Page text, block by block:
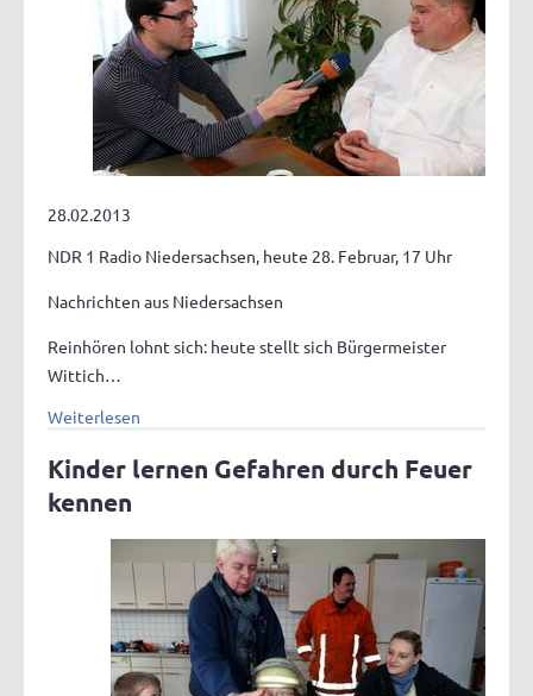
28.02.2013
NDR 1 Radio Niedersachsen, heute 28. Februar, 17 Uhr
Nachrichten aus Niedersachsen
Reinhören lohnt sich: heute stellt sich Bürgermeister
Wittich…
Weiterlesen
Kinder lernen Gefahren durch Feuer
kennen